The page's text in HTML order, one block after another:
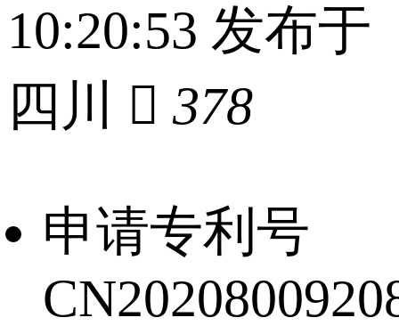
10:20:53 发布于
四川
 378
申请专利号